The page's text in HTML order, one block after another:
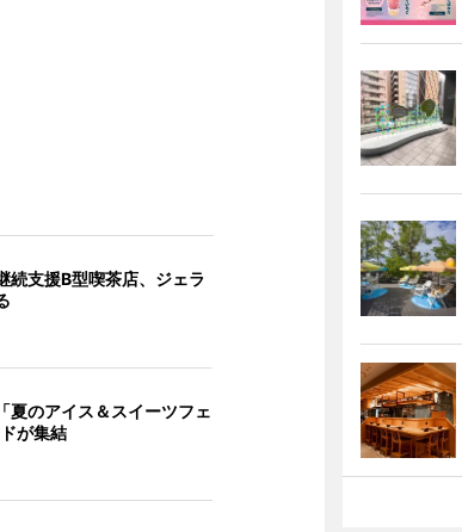
続支援B型喫茶店、ジェラ
夏のアイス＆スイーツフェ
が集結